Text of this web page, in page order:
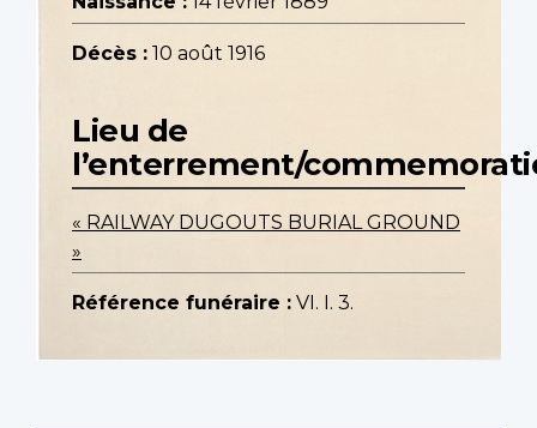
Décès : 10 août 1916
Lieu de
l’enterrement/
« RAILWAY DUGOUTS BURIAL GROUND
»
Référence funéraire : VI. I. 3.